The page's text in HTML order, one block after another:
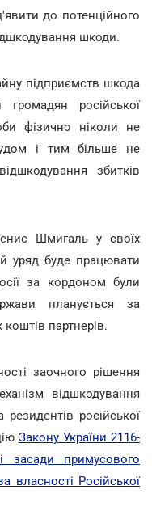
до потенційного
шкоди.
підприємств шкода
російської
фізично ніколи не
і тим більше не
збитків
Шмигаль у своїх
уряд буде працювати
за кордоном були
планується за
коштів партнерів.
заочного рішення
відшкодування
російської
Закону України 2116-
засади примусового
власності Російської